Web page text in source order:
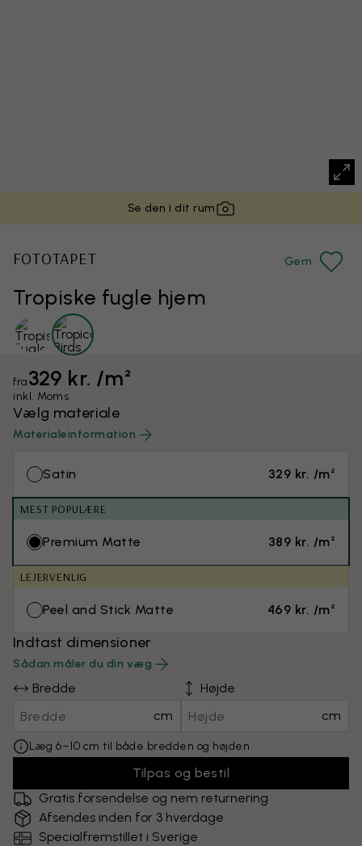
Se den i dit rum
Tropiske fugle hjem
FOTOTAPET Gem
fra329 kr. /m²
inkl. Moms
Vælg materiale
Materialeinformation
Satin 329 kr. /m²
MEST POPULÆRE
Premium Matte 389 kr. /m²
LEJERVENLIG
Peel and Stick Matte 469 kr. /m²
Indtast dimensioner
Sådan måler du din væg
Bredde
cm
Højde
cm
Læg 6–10 cm til både bredden og højden
Tilpas og bestil
Gratis forsendelse og nem returnering
Afsendes inden for 3 hverdage
Specialfremstillet i Sverige